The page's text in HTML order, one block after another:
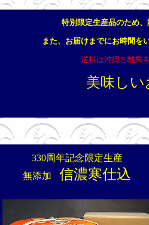
特別限定生産品のため
また、お届けまでにお時間を
送料は沖縄と離島
美味し
330周年記念限定生産
無添加
信濃寒仕込